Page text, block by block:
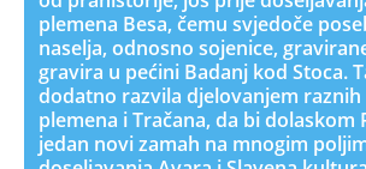
plemena Besa, čemu svjedoče
naselja, odnosno sojenice,
gravira u pećini Badanj kod Stoca.
dodatno razvila djelovanjem
plemena i Tračana, da bi dolaskom
jedan novi zamah na mnogim